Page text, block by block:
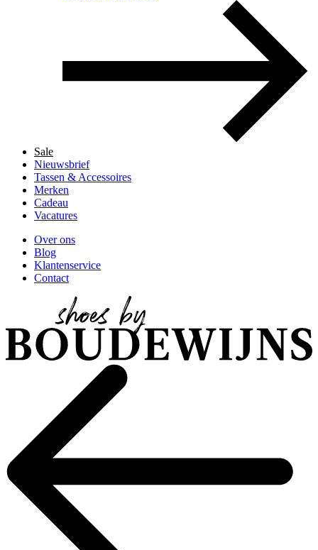
Sale
Nieuwsbrief
Tassen & Accessoires
Merken
Cadeau
Vacatures
Over ons
Blog
Klantenservice
Contact